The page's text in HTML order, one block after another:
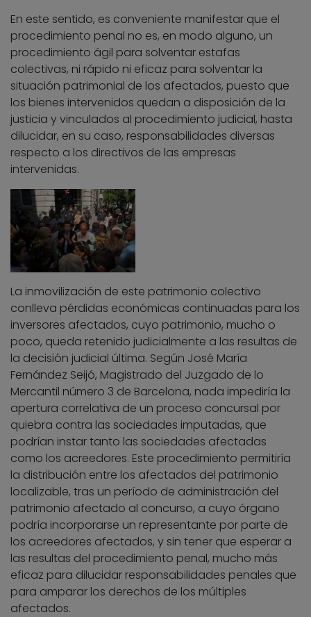
En este sentido, es conveniente manifestar que el
procedimiento penal no es, en modo alguno, un
procedimiento ágil para solventar estafas
colectivas, ni rápido ni eficaz para solventar la
situación patrimonial de los afectados, puesto que
los bienes intervenidos quedan a disposición de la
justicia y vinculados al procedimiento judicial, hasta
dilucidar, en su caso, responsabilidades diversas
respecto a los directivos de las empresas
intervenidas.
La inmovilización de este patrimonio colectivo
conlleva pérdidas económicas continuadas para los
inversores afectados, cuyo patrimonio, mucho o
poco, queda retenido judicialmente a las resultas de
la decisión judicial última. Según José María
Fernández Seijó, Magistrado del Juzgado de lo
Mercantil número 3 de Barcelona, nada impediría la
apertura correlativa de un proceso concursal por
quiebra contra las sociedades imputadas, que
podrían instar tanto las sociedades afectadas
como los acreedores. Este procedimiento permitiría
la distribución entre los afectados del patrimonio
localizable, tras un período de administración del
patrimonio afectado al concurso, a cuyo órgano
podría incorporarse un representante por parte de
los acreedores afectados, y sin tener que esperar a
las resultas del procedimiento penal, mucho más
eficaz para dilucidar responsabilidades penales que
para amparar los derechos de los múltiples
afectados.